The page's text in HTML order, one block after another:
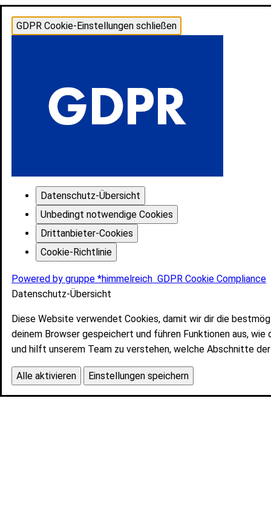
GDPR Cookie-Einstellungen schließen
Datenschutz-Übersicht
Unbedingt notwendige Cookies
Drittanbieter-Cookies
Cookie-Richtlinie
Powered by gruppe *himmelreich GDPR Cookie Compliance
Datenschutz-Übersicht
Diese Website verwendet Cookies, damit wir dir die
deinem Browser gespeichert und führen Funktionen aus,
und hilft unserem Team zu verstehen, welche Abschnitte
Alle aktivieren Einstellungen speichern